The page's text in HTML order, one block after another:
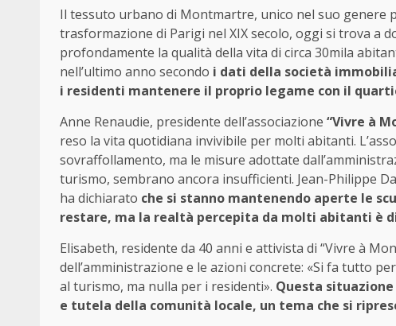
Il tessuto urbano di Montmartre, unico nel suo genere
trasformazione di Parigi nel XIX secolo, oggi si trova a
profondamente la qualità della vita di circa 30mila
nell’ultimo anno secondo i dati della società
i residenti mantenere il proprio legame con il
Anne Renaudie, presidente dell’associazione “Vivre à
reso la vita quotidiana invivibile per molti abitanti.
sovraffollamento, ma le misure adottate
turismo, sembrano ancora insufficienti. Jean-Philippe
ha dichiarato che si stanno mantenendo aperte le
restare, ma la realtà percepita da molti abitanti è
Elisabeth, residente da 40 anni e attivista di “Vivre à
dell’amministrazione e le azioni concrete: «Si fa tutto
al turismo, ma nulla per i residenti». Questa
e tutela della comunità locale, un tema che si